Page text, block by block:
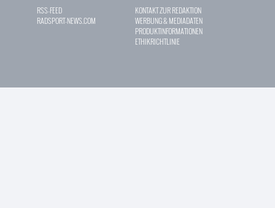
RSS-FEED
RADSPORT-NEWS.COM
KONTAKT ZUR REDAKTION
WERBUNG & MEDIADATEN
PRODUKTINFORMATIONEN
ETHIKRICHTLINIE